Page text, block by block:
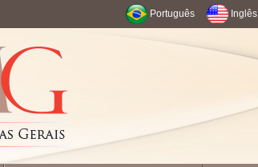
Português Inglês